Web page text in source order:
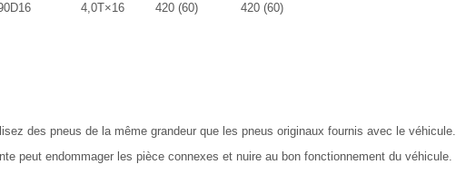
4,0T×16 420 (60) 420 (60)
des pneus de la même grandeur que les pneus originaux fournis avec le véhicule.
peut endommager les pièce connexes et nuire au bon fonctionnement du véhicule.